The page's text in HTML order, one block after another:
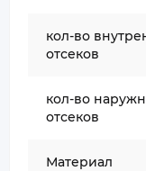
кол-во
отсеков
кол-во
отсеков
Материал